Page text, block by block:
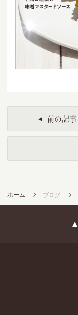
前の記事
ホーム ブログ